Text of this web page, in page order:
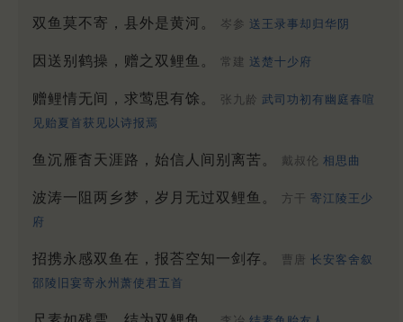
双鱼莫不寄，县外是黄河。 岑参 送王录事却归华阴
因送别鹤操，赠之双鲤鱼。 常建 送楚十少府
赠鲤情无间，求莺思有馀。 张九龄 武司功初有幽庭春喧
见贻夏首获见以诗报焉
鱼沉雁杳天涯路，始信人间别离苦。 戴叔伦 相思曲
波涛一阻两乡梦，岁月无过双鲤鱼。 方干 寄江陵王少
府
招携永感双鱼在，报荅空知一剑存。 曹唐 长安客舍叙
邵陵旧宴寄永州萧使君五首